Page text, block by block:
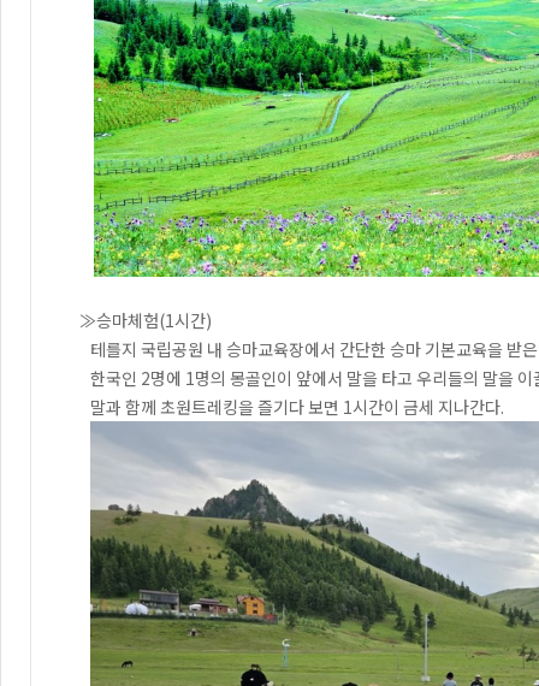
≫승마체험(1시간)
테를지 국립공원 내 승마교육장에서 간단한 승마 기본교육을 받은
한국인 2명에 1명의 몽골인이 앞에서 말을 타고 우리들의 말을 이
말과 함께 초원트레킹을 즐기다 보면 1시간이 금세 지나간다.